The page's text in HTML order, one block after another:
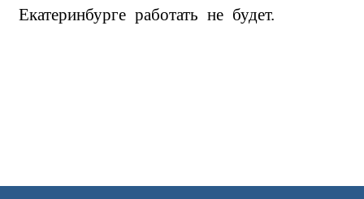
Екатеринбурге работать не будет.